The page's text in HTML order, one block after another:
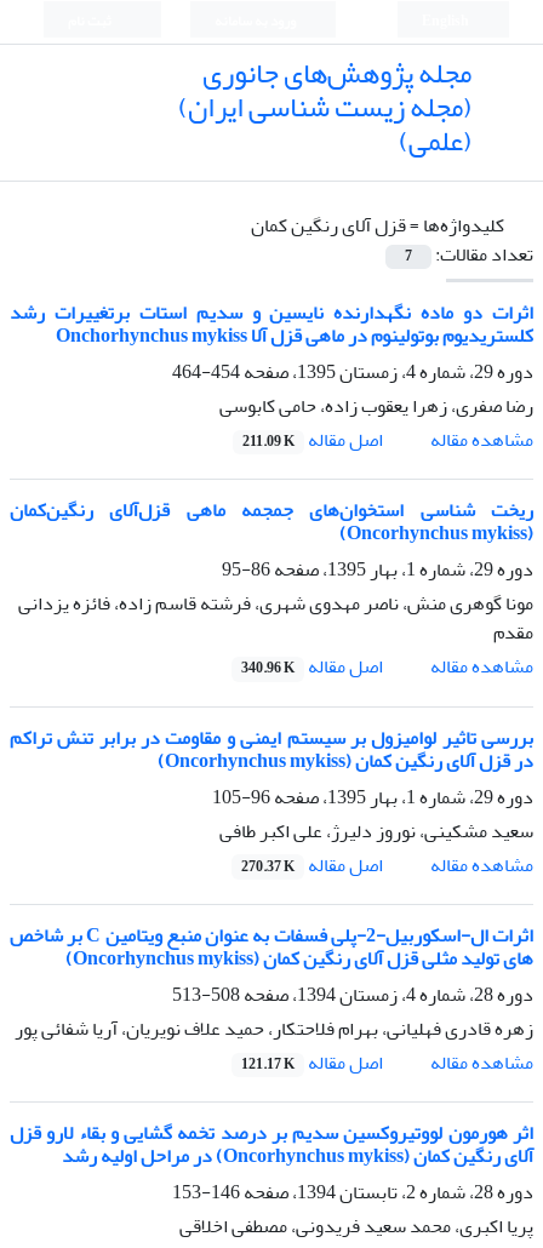
مجله پژوهش‌های جانوری
(مجله زیست شناسی ایران)
(علمی)
کلیدواژه‌ها =قزل آلای رنگین کمان
تعداد مقالات:
7
اثرات دو ماده نگهدارنده نایسین و سدیم استات برتغییرات رشد
کلستریدیوم بوتولینوم در ماهی قزل آلا Onchorhynchus mykiss
دوره 29، شماره 4، زمستان 1395، صفحه
454-464
رضا صفری، زهرا یعقوب زاده، حامی کابوسی
مشاهده مقاله
اصل مقاله 211.09 K
ریخت‌ شناسی استخوان‌های جمجمه ماهی قزل‌آلای رنگین‌کمان
(Oncorhynchus mykiss)
دوره 29، شماره 1، بهار 1395، صفحه
86-95
مونا گوهرى منش، ناصر مهدوى شهرى، فرشته قاسم زاده، فائزه یزدانى
مقدم
مشاهده مقاله
اصل مقاله 340.96 K
بررسی تاثیر لوامیزول بر سیستم ایمنی و مقاومت در برابر تنش تراکم
در قزل آلای رنگین کمان (Oncorhynchus mykiss)
دوره 29، شماره 1، بهار 1395، صفحه
96-105
سعید مشکینی، نوروز دلیرژ، علی اکبر طافی
مشاهده مقاله
اصل مقاله 270.37 K
اثرات ال-اسکوربیل-2-پلی فسفات به عنوان منبع ویتامین C بر شاخص
های تولید مثلی قزل آلای رنگین کمان (Oncorhynchus mykiss)
دوره 28، شماره 4، زمستان 1394، صفحه
508-513
زهره قادری فهلیانی، بهرام فلاحتکار، حمید علاف نویریان، آریا شفائی پور
مشاهده مقاله
اصل مقاله 121.17 K
اثر هورمون لووتیروکسین سدیم بر درصد تخمه گشایی و بقاء لارو قزل
آلای رنگین کمان (Oncorhynchus mykiss) در مراحل اولیه رشد
دوره 28، شماره 2، تابستان 1394، صفحه
146-153
پریا اکبری، محمد سعید فریدونی، مصطفی اخلاقی